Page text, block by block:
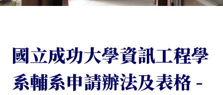
國立成功大學資訊工程學
系輔系申請辦法及表格 -